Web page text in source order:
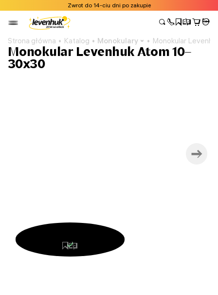
Zwrot do 14-ciu dni po zakupie
Strona główna Katalog Monokulary Monokular
Monokular Levenhuk Atom 10–
30x30